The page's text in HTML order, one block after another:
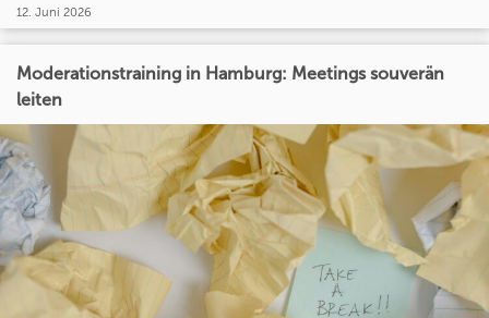
12. Juni 2026
Moderationstraining in Hamburg: Meetings souverän
leiten